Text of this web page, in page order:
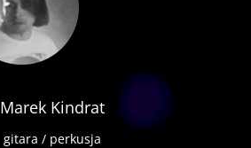
Marek Kindrat
gitara / perkusja